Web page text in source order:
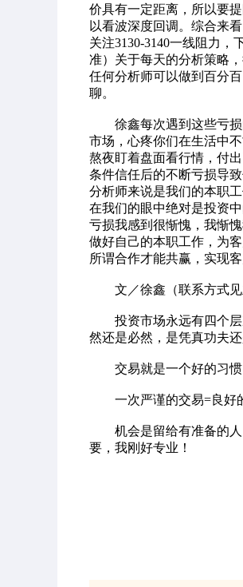
价具有一定距离，所以要
以看波深度回调。综合来
关注3130-3140一线阻力，
准）关于每天的分析策略
任何分析师可以做到百分
聊。
徐鑫每次遇到这些亏损
市场，心疼你们在生活中
熬夜盯着盘面看行情，付
条件信任后的不断亏损导
分析师来说是我们的本职
在我们的眼中绝对是投资
亏损我感到很惭愧，我惭
做好自己的本职工作，为
所谓合作才能共赢，实现
文／徐鑫（联系方式见
投资市场永远有四个层
然还是必然，是凭真功夫
交易就是一个好的习惯
一次严谨的交易=良好的
机会是留给有准备的人
要，我刚好专业！